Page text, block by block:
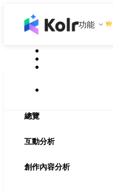
功能
總覽
互動分析
創作內容分析